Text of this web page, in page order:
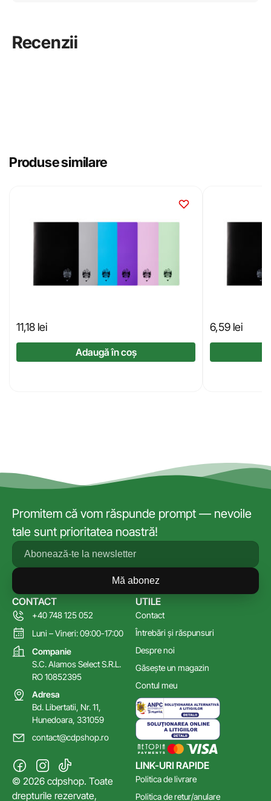
Recenzii
Produse similare
11,18 lei
Adaugă în coș
6,59 lei
Promitem că vom răspunde prompt — nevoile
tale sunt prioritatea noastră!
Mă abonez
LINK-URI RAPIDE
Politica de livrare
Politica de retur/anulare
UTILE
Contact
Întrebări și răspunsuri
Despre noi
Găsește un magazin
Contul meu
CONTACT
+40 748 125 052
Luni – Vineri: 09:00-17:00
Companie
S.C. Alamos Select S.R.L.
RO 10852395
Adresa
Bd. Libertatii, Nr. 11,
Hunedoara, 331059
contact@cdpshop.ro
© 2026 cdpshop. Toate
drepturile rezervate,